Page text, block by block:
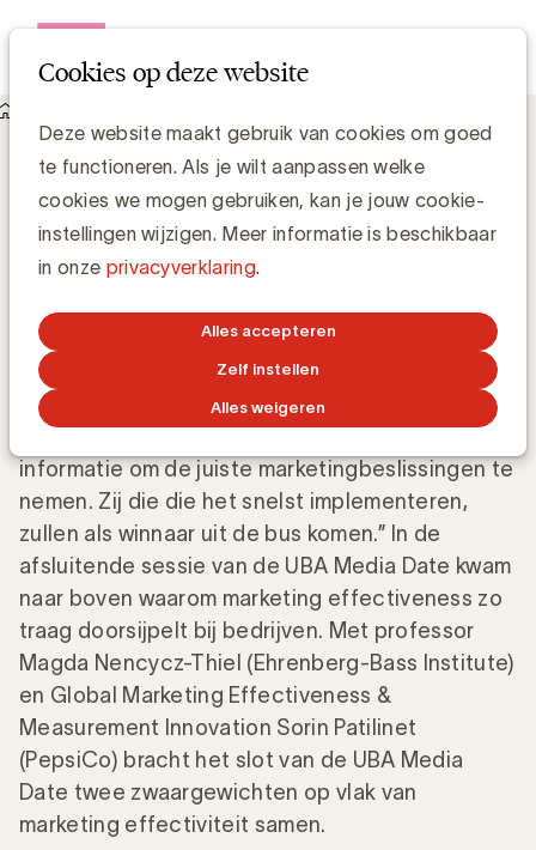
Cookies op deze website
Deze website maakt gebruik van cookies om goed
te functioneren. Als je wilt aanpassen welke
cookies we mogen gebruiken, kan je jouw cookie-
instellingen wijzigen. Meer informatie is beschikbaar
in onze privacyverklaring.
Alles accepteren
Zelf instellen
Alles weigeren
Marketing effectiveness: van best practice naar common
practice?
Marketing effectiveness: van best
practice naar common practice?
29 AUGUSTUS 2025
informatie om de juiste marketingbeslissingen te
nemen. Zij die die het snelst implementeren,
zullen als winnaar uit de bus komen.” In de
afsluitende sessie van de UBA Media Date kwam
naar boven waarom marketing effectiveness zo
traag doorsijpelt bij bedrijven. Met professor
Magda Nencycz-Thiel (Ehrenberg-Bass Institute)
en Global Marketing Effectiveness &
Measurement Innovation Sorin Patilinet
(PepsiCo) bracht het slot van de UBA Media
Date twee zwaargewichten op vlak van
marketing effectiviteit samen.